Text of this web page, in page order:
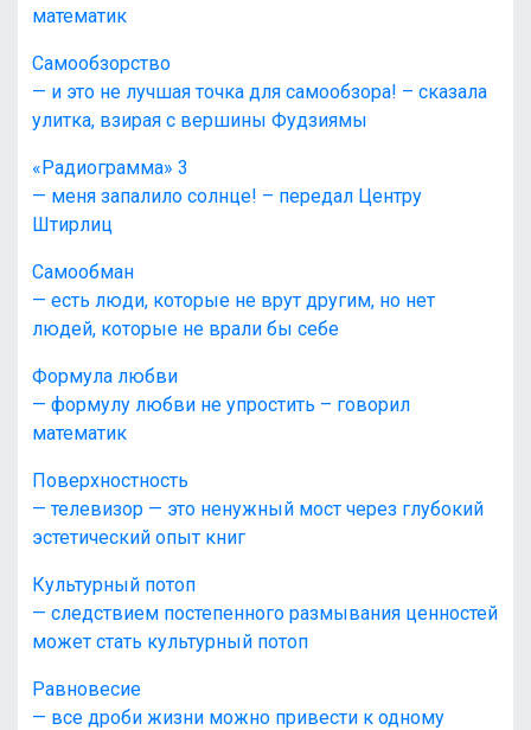
математик
Самообзорство
— и это не лучшая точка для самообзора! – сказала
улитка, взирая с вершины Фудзиямы
«Радиограмма» 3
— меня запалило солнце! – передал Центру
Штирлиц
Самообман
— есть люди, которые не врут другим, но нет
людей, которые не врали бы себе
Формула любви
— формулу любви не упростить – говорил
математик
Поверхностность
— телевизор — это ненужный мост через глубокий
эстетический опыт книг
Культурный потоп
— следствием постепенного размывания ценностей
может стать культурный потоп
Равновесие
— все дроби жизни можно привести к одному